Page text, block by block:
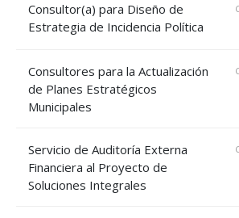
Consultor(a) para Diseño de
Estrategia de Incidencia Política
Consultores para la Actualización
de Planes Estratégicos
Municipales
Servicio de Auditoría Externa
Financiera al Proyecto de
Soluciones Integrales